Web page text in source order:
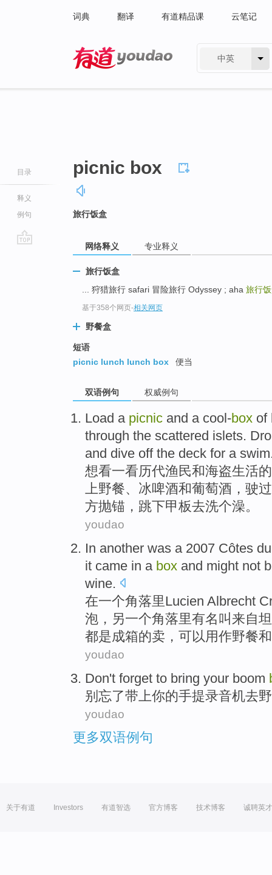
词典 翻译 有道精品课 云笔记
中英
目录
释义
例句
picnic box
旅行饭盒
网络释义 专业释义
旅行饭盒
... 狩猎旅行 safari 冒险旅行 Odyssey ; aha 旅行
基于358个网页-相关网页
野餐盒
短语
picnic lunch lunch box
便当
双语例句 权威例句
Load a picnic and a cool-box of
through the scattered islets.
and dive offthe deck for a swim
想看一看历代渔民和海盗生活的
上野餐、 冰啤酒和葡萄酒 ，驶
方抛锚 ， 跳下甲板去洗个澡。
youdao
In another was a 2007 Côtes
it came in a box and might not
wine.
在一个角落里Lucien Albrecht
泡，另一个角落里有名叫 来自
都是成箱的卖， 可以用作野餐和
youdao
Don't forget to bring your boom
别 忘了带上你的手提录音机去
youdao
更多双语例句
关于有道 Investors 有道智选 官方博客 技术博客 诚聘英才